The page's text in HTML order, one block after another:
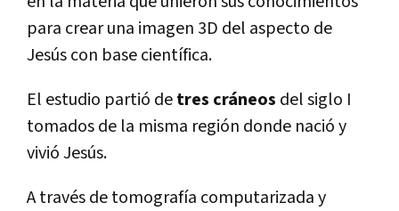
para crear una imagen 3D del aspecto de
Jesús con base científica.
El estudio partió detres cráneos del siglo I
tomados de la misma región donde nació y
vivió Jesús.
A través de tomografía computarizada y